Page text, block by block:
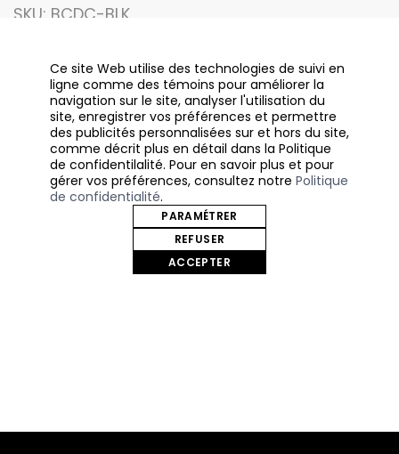
SKU: BCDC-BLK
Détail54,00$
DESCRIPTION
Ce site Web utilise des technologies de suivi en
ligne comme des témoins pour améliorer la
navigation sur le site, analyser l'utilisation du
site, enregistrer vos préférences et permettre
des publicités personnalisées sur et hors du site,
comme décrit plus en détail dans la Politique
de confidentilalité. Pour en savoir plus et pour
gérer vos préférences, consultez notre Politique
de confidentialité.
PARAMÉTRER
REFUSER
ACCEPTER